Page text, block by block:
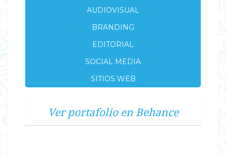
AUDIOVISUAL
BRANDING
EDITORIAL
SOCIAL MEDIA
SITIOS WEB
Ver portafolio en Behance